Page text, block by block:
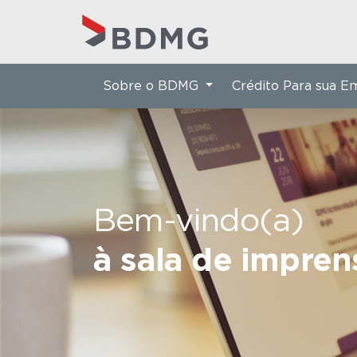
Bem-vindo(a)
à sala de
Sobre o BDMG Crédito Para sua